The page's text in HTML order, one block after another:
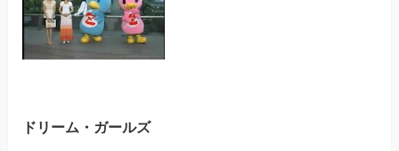
ドリーム・ガールズ